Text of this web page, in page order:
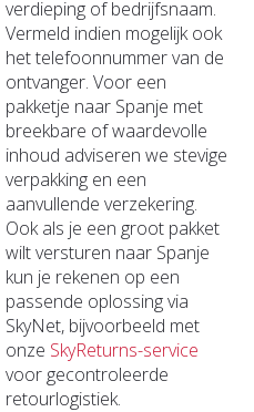
verdieping of bedrijfsnaam.
Vermeld indien mogelijk ook
het telefoonnummer van de
ontvanger. Voor een
pakketje naar Spanje met
breekbare of waardevolle
inhoud adviseren we stevige
verpakking en een
aanvullende verzekering.
Ook als je een groot pakket
wilt versturen naar Spanje
kun je rekenen op een
passende oplossing via
SkyNet, bijvoorbeeld met
onze SkyReturns-service
voor gecontroleerde
retourlogistiek.